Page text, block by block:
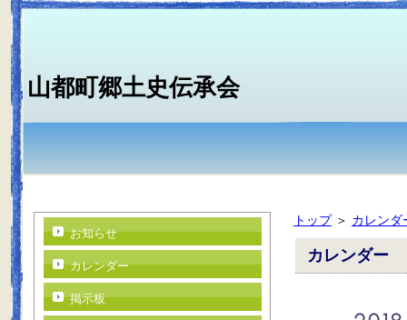
山都町郷土史伝承会
トップ＞ カレンダ
カレンダー
お知らせ
カレンダー
掲示板